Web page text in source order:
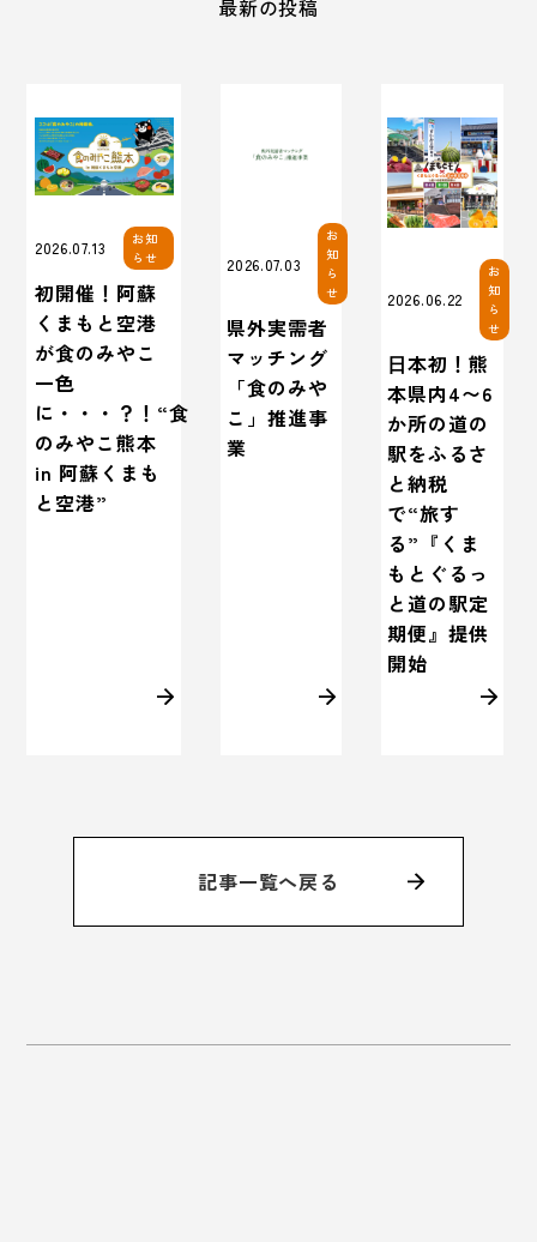
最新の投稿
2026.07.13
お知
らせ
初開催！阿蘇
くまもと空港
が食のみやこ
一色
に・・・？！“食
のみやこ熊本
in 阿蘇くまも
と空港”
2026.07.03
お
知
ら
せ
県外実需者
マッチング
「食のみや
こ」推進事
業
2026.06.22
お
知
ら
せ
⽇本初！熊
本県内4〜6
か所の道の
駅をふるさ
と納税
で“旅す
る”『くま
もとぐるっ
と道の駅定
期便』提供
開始
記事一覧へ戻る